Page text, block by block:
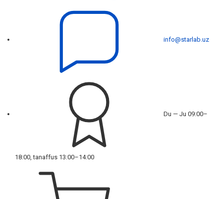
info@starlab.uz
Du — Ju 09:00–
18:00, tanaffus 13:00–14:00